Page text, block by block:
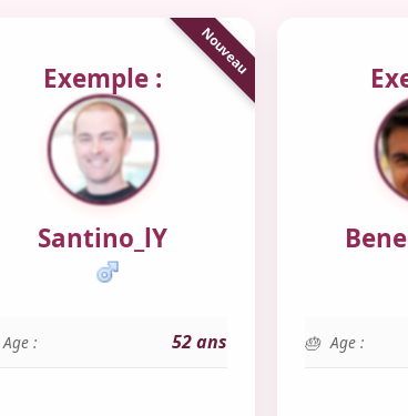
Exemple :
Santino_lY
Age : 52 ans Age :